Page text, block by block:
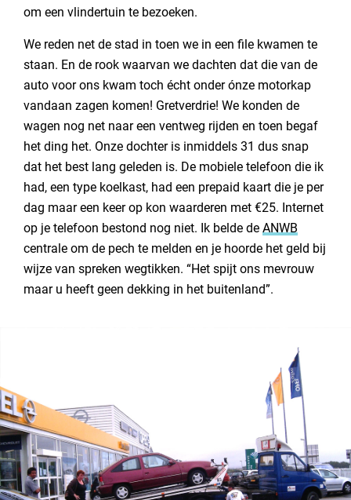
om een vlindertuin te bezoeken.
We reden net de stad in toen we in een file kwamen te
staan. En de rook waarvan we dachten dat die van de
auto voor ons kwam toch écht onder ónze motorkap
vandaan zagen komen! Gretverdrie! We konden de
wagen nog net naar een ventweg rijden en toen begaf
het ding het. Onze dochter is inmiddels 31 dus snap
dat het best lang geleden is. De mobiele telefoon die ik
had, een type koelkast, had een prepaid kaart die je per
dag maar een keer op kon waarderen met €25. Internet
op je telefoon bestond nog niet. Ik belde de ANWB
centrale om de pech te melden en je hoorde het geld bij
wijze van spreken wegtikken. “Het spijt ons mevrouw
maar u heeft geen dekking in het buitenland”.